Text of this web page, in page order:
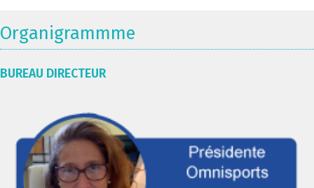
Organigrammme
BUREAU DIRECTEUR